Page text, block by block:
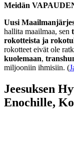
Meidän
Uusi
hallita maailmaa, sen
rokotteista ja
rokotteet eivät ole
kuolemaan,
miljooniin ihmisiin. (
Jeesuksen
Enochille,